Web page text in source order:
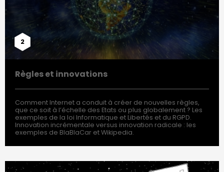
2
Règles et innovations
Comment Internet a conduit à créer de nouvelles règles,
que ce soit à l’échelle des Etats ou plus globalement ? Les
exemples de la loi Informatique et Libertés et du RGPD.
Innovation incrémentale versus innovation radicale : les
exemples de BlaBlaCar et Wikipedia.